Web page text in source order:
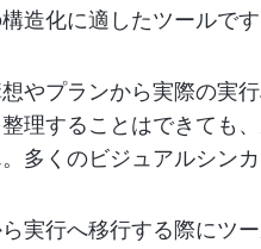
造化に適したツールです
想やプランから実際の実
理することはできても
多くのビジュアルシン
実行へ移行する際にツ